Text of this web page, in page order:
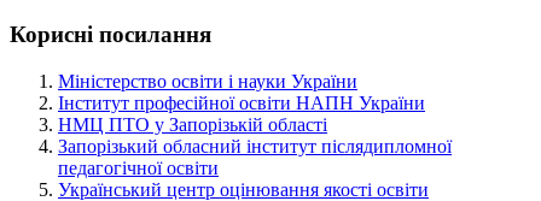
Корисні посилання
Міністерство освіти і науки України
Інститут професійної освіти НАПН України
НМЦ ПТО у Запорізькій області
Запорізький обласний інститут післядипломної
педагогічної освіти
Український центр оцінювання якості освіти